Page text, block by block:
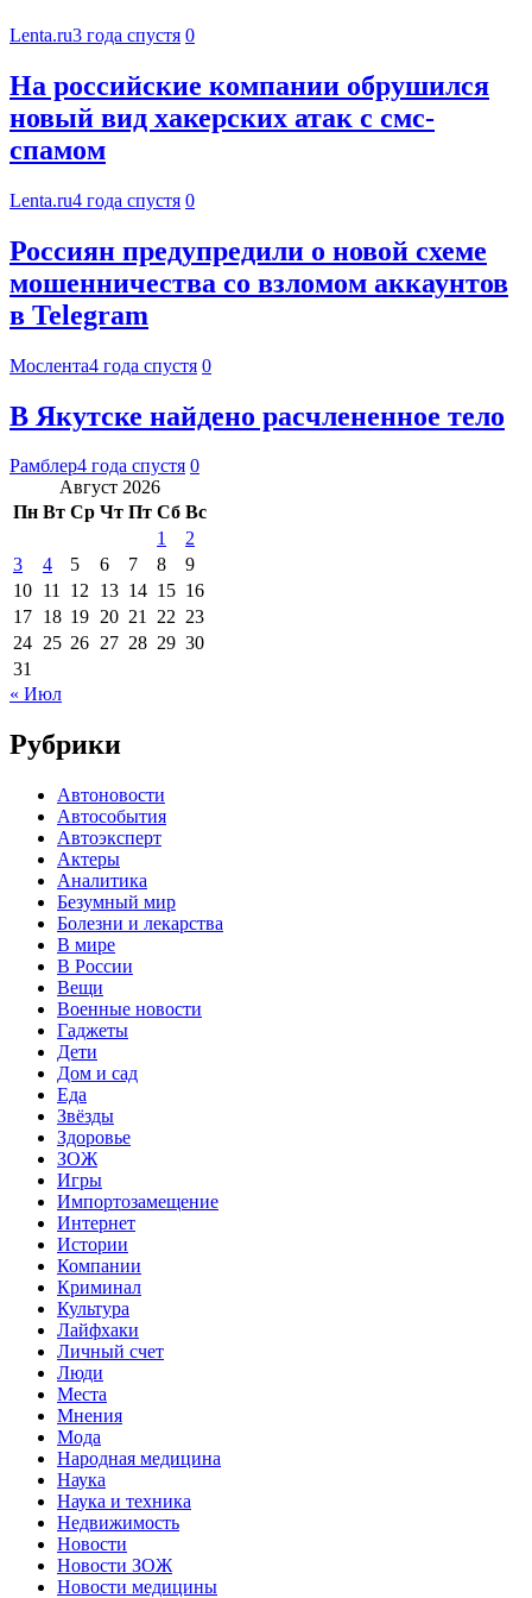
Lenta.ru3 года спустя 0
На российские компании обрушился
новый вид хакерских атак с смс-
спамом
Lenta.ru4 года спустя 0
Россиян предупредили о новой схеме
мошенничества со взломом аккаунтов
в Telegram
Мослента4 года спустя 0
В Якутске найдено расчлененное тело
Рамблер4 года спустя 0
Август 2026
Пн Вт Ср Чт Пт Сб Вс
1
2
3
4 5 6 7 8
9
10 11 12 13 14 15 16
17 18 19 20 21 22 23
24 25 26 27 28 29 30
31
« Июл
Рубрики
Автоновости
Автособытия
Автоэксперт
Актеры
Аналитика
Безумный мир
Болезни и лекарства
В мире
В России
Вещи
Военные новости
Гаджеты
Дети
Дом и сад
Еда
Звёзды
Здоровье
ЗОЖ
Игры
Импортозамещение
Интернет
Истории
Компании
Криминал
Культура
Лайфхаки
Личный счет
Люди
Места
Мнения
Мода
Народная медицина
Наука
Наука и техника
Недвижимость
Новости
Новости ЗОЖ
Новости медицины